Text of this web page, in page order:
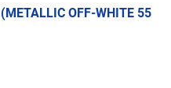
OFF-WHITE 55